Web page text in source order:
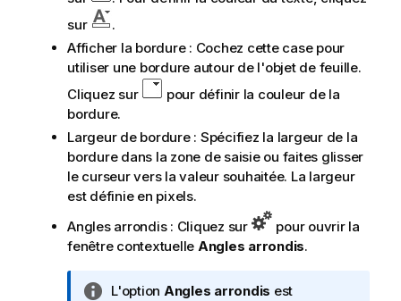
sur
.
Afficher la bordure : Cochez cette case pour
utiliser une bordure autour de l'objet de feuille.
Cliquez sur
pour définir la couleur de la
bordure.
Largeur de bordure : Spécifiez la largeur de la
bordure dans la zone de saisie ou faites glisser
le curseur vers la valeur souhaitée. La largeur
est définie en pixels.
Angles arrondis : Cliquez sur
pour ouvrir la
fenêtre contextuelle Angles arrondis.
N
L'option Angles arrondis est